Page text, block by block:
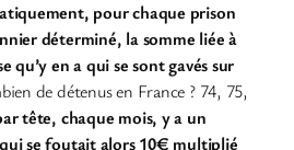
pour chaque prison
déterminé, la somme liée à
qu’y en a qui se sont gavés sur
de détenus en France ? 74, 75,
tête, chaque mois, y a un
se foutait alors 10€ multiplié